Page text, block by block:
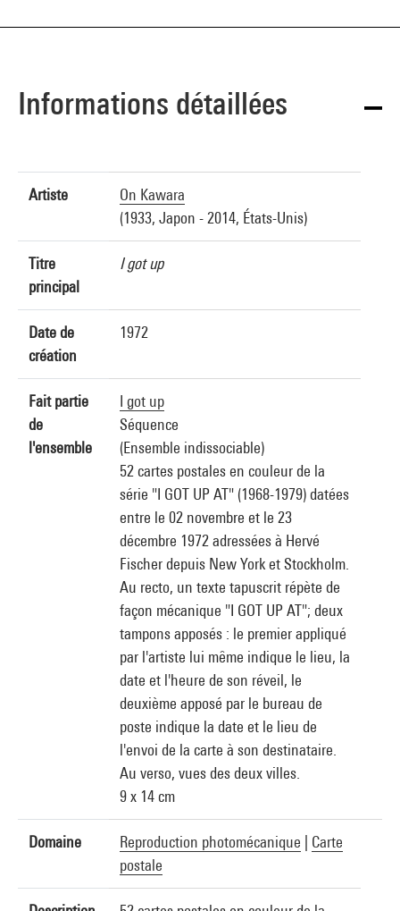
Informations détaillées
Artiste
On Kawara
(1933, Japon - 2014, États-Unis)
Titre
principal
I got up
Date de
création
1972
Fait partie
de
l'ensemble
I got up
Séquence
(Ensemble indissociable)
52 cartes postales en couleur de la
série "I GOT UP AT" (1968-1979) datées
entre le 02 novembre et le 23
décembre 1972 adressées à Hervé
Fischer depuis New York et Stockholm.
Au recto, un texte tapuscrit répète de
façon mécanique "I GOT UP AT"; deux
tampons apposés : le premier appliqué
par l'artiste lui même indique le lieu, la
date et l'heure de son réveil, le
deuxième apposé par le bureau de
poste indique la date et le lieu de
l'envoi de la carte à son destinataire.
Au verso, vues des deux villes.
9 x 14 cm
Domaine Reproduction photomécanique
Carte
postale